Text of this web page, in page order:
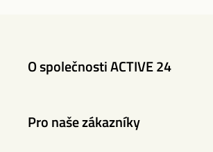
O společnosti ACTIVE 24
Pro naše zákazníky